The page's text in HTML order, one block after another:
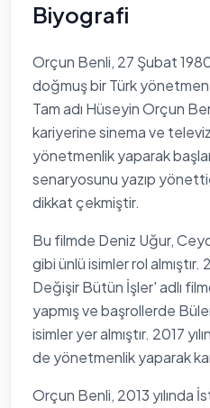
Biyografi
Orçun Benli, 27 Şubat
doğmuş bir Türk
Tam adı Hüseyin Orçun
kariyerine sinema ve
yönetmenlik yaparak
senaryosunu yazıp
dikkat çekmiştir.
Bu filmde Deniz Uğur,
gibi ünlü isimler rol almıştır.
Değişir Bütün İşler' adlı
yapmış ve başrollerde
isimler yer almıştır. 2017
de yönetmenlik yaparak
Orçun Benli, 2013 yılında